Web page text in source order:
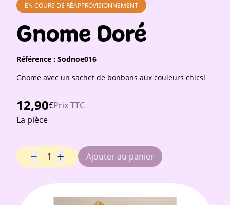
EN COURS DE RÉAPPROVISIONNEMENT
Gnome Doré
Référence : Sodnoe016
Gnome avec un sachet de bonbons aux couleurs chics!
12,90€Prix TTC
La pièce